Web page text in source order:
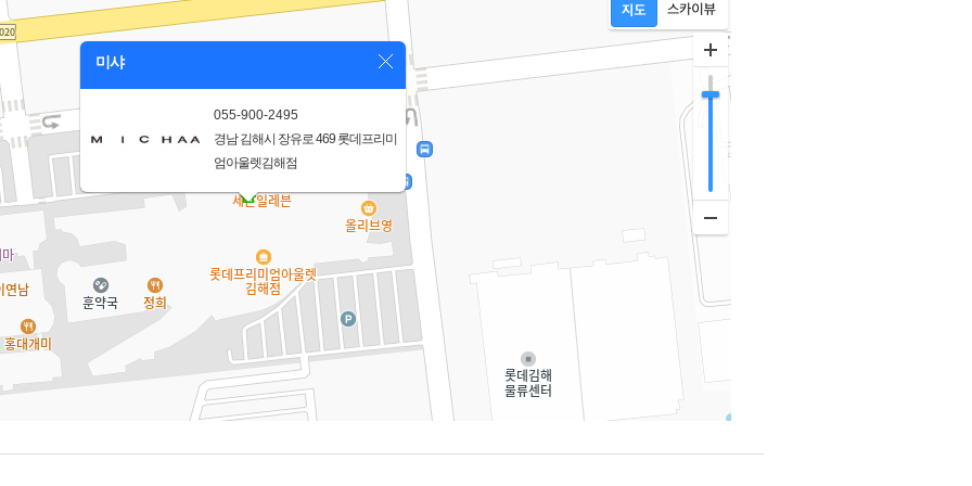
미샤
055-900-2495
경남 김해시 장유로 469 롯데프리미
엄아울렛김해점